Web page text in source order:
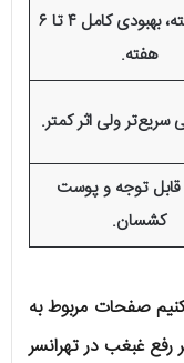
1 تا 2 هفته، بهبودی کامل ۴ تا ۶
هفته.
سریع‌تر ولی اثر کمتر.
توجه و پوست
کشسان.
صفحات مربوط به
رفع غبغب در تهرانسر